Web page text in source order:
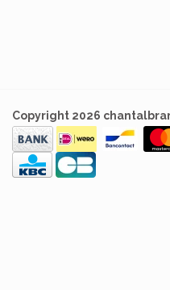
Copyright 2026